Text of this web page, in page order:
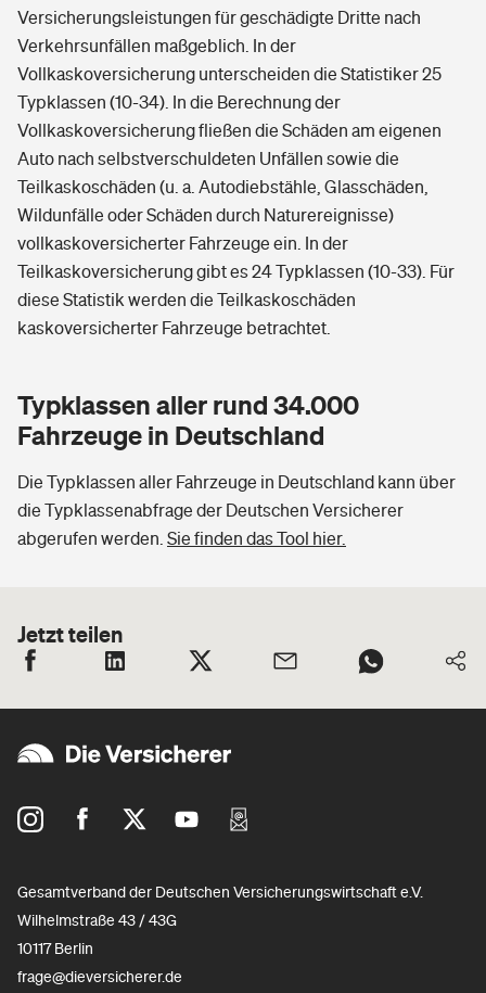
Versicherungsleistungen für geschädigte Dritte nach
Verkehrsunfällen maßgeblich. In der
Vollkaskoversicherung unterscheiden die Statistiker 25
Typklassen (10-34). In die Berechnung der
Vollkaskoversicherung fließen die Schäden am eigenen
Auto nach selbstverschuldeten Unfällen sowie die
Teilkaskoschäden (u. a. Autodiebstähle, Glasschäden,
Wildunfälle oder Schäden durch Naturereignisse)
vollkaskoversicherter Fahrzeuge ein. In der
Teilkaskoversicherung gibt es 24 Typklassen (10-33). Für
diese Statistik werden die Teilkaskoschäden
kaskoversicherter Fahrzeuge betrachtet.
Typklassen aller rund 34.000
Fahrzeuge in Deutschland
Die Typklassen aller Fahrzeuge in Deutschland kann über
die Typklassenabfrage der Deutschen Versicherer
abgerufen werden. Sie finden das Tool hier.
Jetzt teilen
Gesamtverband der Deutschen Versicherungswirtschaft e.V.
Wilhelmstraße 43 / 43G
10117 Berlin
frage@dieversicherer.de